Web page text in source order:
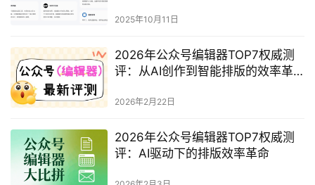
2025年10月11日
2026年公众号编辑器TOP7权威测
评：从AI创作到智能排版的效率革
2026年2月22日
2026年公众号编辑器TOP7权威测
评：AI驱动下的排版效率革命